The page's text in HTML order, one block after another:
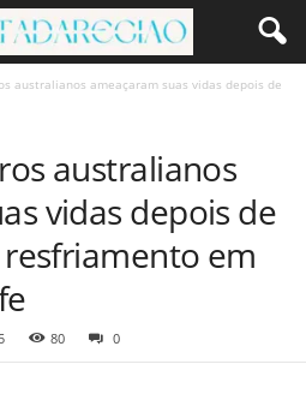
australianos ameaçaram suas vidas depois de
australianos
vidas depois de
em
80 0